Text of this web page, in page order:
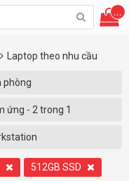
...
Laptop theo nhu cầu
phòng
ứng - 2 trong 1
512GB SSD